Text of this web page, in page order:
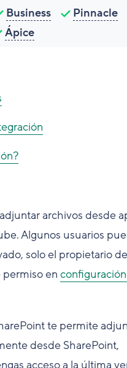
Business
Pinnacle
Ápice
archivos desde
Algunos usuarios
solo el propietario
en
te permite
desde SharePoint,
acceso a la última